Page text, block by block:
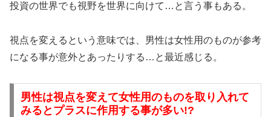
投資の世界でも視野を世界に向けて…と言う事もある。
視点を変えるという意味では、男性は女性用のものが参考
になる事が意外とあったりする…と最近感じる。
男性は視点を変えて女性用のものを取り入れて
みるとプラスに作用する事が多い!?